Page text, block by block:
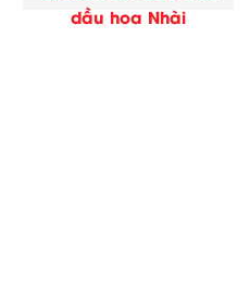
dầu hoa Nhài